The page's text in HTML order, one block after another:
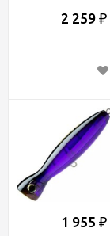
2 259 ₽
1 955 ₽